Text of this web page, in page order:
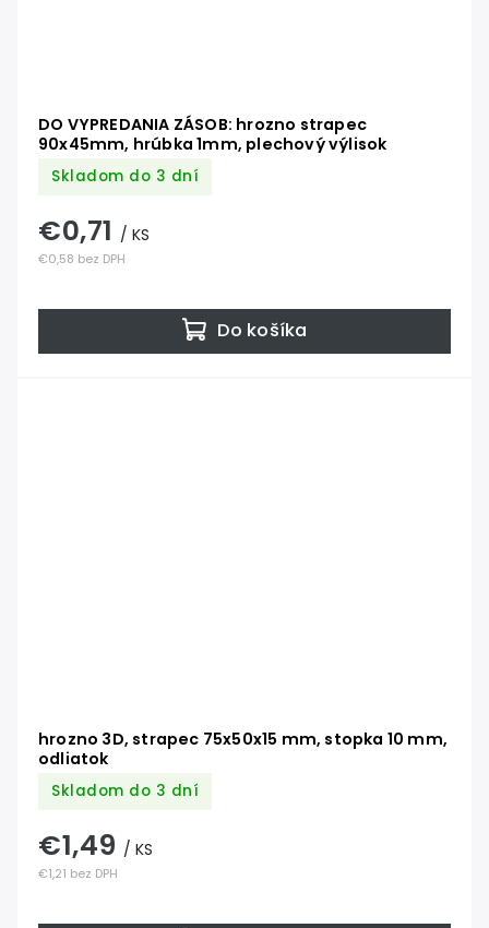
DO VYPREDANIA ZÁSOB: hrozno strapec
90x45mm, hrúbka 1mm, plechový výlisok
Skladom do 3 dní
€0,58 bez DPH
€0,71 / KS
Do košíka
hrozno 3D, strapec 75x50x15 mm, stopka 10 mm,
odliatok
Skladom do 3 dní
€1,21 bez DPH
€1,49 / KS